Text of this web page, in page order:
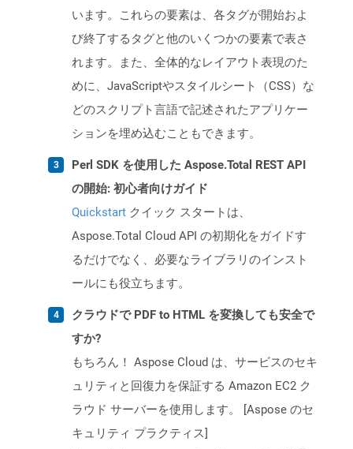
います。これらの要素は、各タグが開始およ
び終了するタグと他のいくつかの要素で表さ
れます。また、全体的なレイアウト表現のた
めに、JavaScriptやスタイルシート（CSS）な
どのスクリプト言語で記述されたアプリケー
ションを埋め込むこともできます。
Perl SDK を使用した Aspose.Total REST API
の開始: 初心者向けガイド
Quickstart クイック スタートは、
Aspose.Total Cloud API の初期化をガイドす
るだけでなく、必要なライブラリのインスト
ールにも役立ちます。
クラウドで PDF to HTML を変換しても安全で
すか?
もちろん！ Aspose Cloud は、サービスのセキ
ュリティと回復力を保証する Amazon EC2 ク
ラウド サーバーを使用します。 [Aspose のセ
キュリティ プラクティス]